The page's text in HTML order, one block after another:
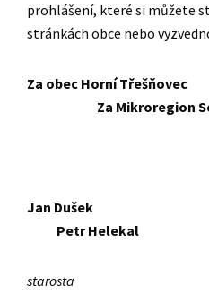
prohlášení, které si můžete
stránkách obce nebo
Za obec Horní
Za Mikroregion
Jan
Petr Helekal